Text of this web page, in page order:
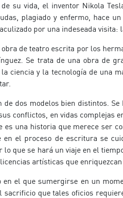
su vida, el inventor Nikola
plagiado y enfermo, hace
por una indeseada visita:
obra de teatro escrita por los
Se trata de una obra de
ciencia y la tecnología de una
de dos modelos bien distintos.
conflictos, en vidas complejas
es una historia que merece ser
en el proceso de escritura se
lo que se hará un viaje en el
artísticas que
en el que sumergirse en un
sacrificio que tales oficios